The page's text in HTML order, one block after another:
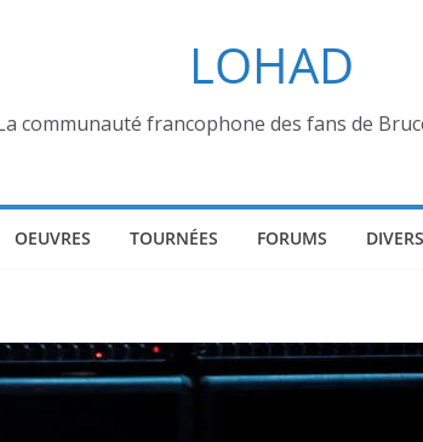
LOHAD
communauté francophone des fans de
OEUVRES TOURNÉES FORUMS DIVERS